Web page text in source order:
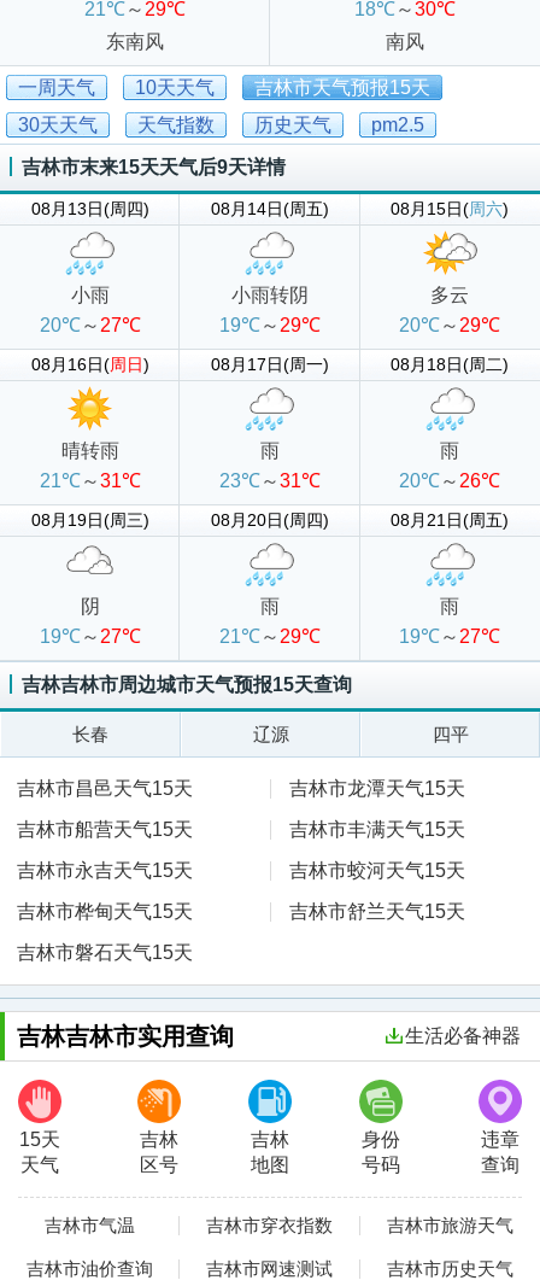
21℃～ 29℃
东南风
18℃～30℃
南风
一周天气 10天天气
吉林市天气预报15天
30天天气
天气指数 历史天气 pm2.5
吉林市末来15天天气后9天详情
08月13日(周四)
小雨
20℃～ 27℃
08月14日(周五)
小雨转阴
19℃～ 29℃
08月15日(周六)
多云
20℃～ 29℃
08月16日(周日)
晴转雨
21℃～31℃
08月17日(周一)
雨
23℃～31℃
08月18日(周二)
雨
20℃～ 26℃
08月19日(周三)
阴
19℃～ 27℃
08月20日(周四)
雨
21℃～ 29℃
08月21日(周五)
雨
19℃～ 27℃
吉林吉林市周边城市天气预报15天查询
长春 辽源 四平
吉林市昌邑天气15天
吉林市龙潭天气15天
吉林市船营天气15天
吉林市丰满天气15天
吉林市永吉天气15天
吉林市蛟河天气15天
吉林市桦甸天气15天
吉林市舒兰天气15天
吉林市磐石天气15天
吉林吉林市实用查询 生活必备神器
15天
天气
吉林
区号
吉林
地图
身份
号码
违章
查询
吉林市气温 吉林市穿衣指数 吉林市旅游天气
吉林市油价查询 吉林市网速测试 吉林市历史天气